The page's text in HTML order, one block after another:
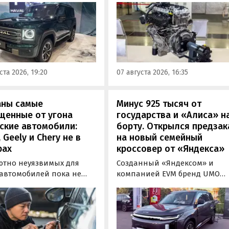
заводе
Речь о Haval H9,
и Tank 500, которые
прошли
и получили
типа
средства (ОТТС).
2026, 19:20
получивший индекс 414320.
Корреспонденту
«Автоновостей дня» удалось
лично ознакомиться с
новинкой на выставке
«Иннопром» в
07 августа 2026, 16:35
самые
от угона
автомобили:
Geely и Chery не в
неуязвимых для
пока не
больше
Из китайских
Минус 925 тысяч от
государства и «Алиса»
борту. Открылся
на новый семейный
кроссовер от «Яндекса»
Созданный «Яндексом» и
компанией EVM бренд UMO
на свою вторую модель
- полноразмерный
кроссовер UMO 8 с полным